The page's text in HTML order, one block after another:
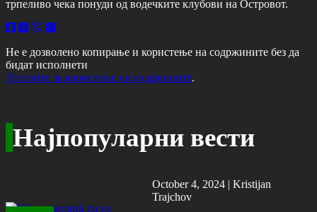
трпеливо чека понуди од водечките клубови на Островот.
Не е дозволено копирање и користење на содржините без да
бидат исполнети
Условите за користење на содржините.
Најпопуларни вести
October 4, 2024 |Kristijan
Trajchov